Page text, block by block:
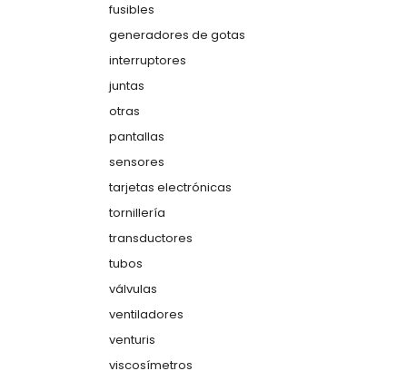
fusibles
generadores de gotas
interruptores
juntas
otras
pantallas
sensores
tarjetas electrónicas
tornillería
transductores
tubos
válvulas
ventiladores
venturis
viscosímetros